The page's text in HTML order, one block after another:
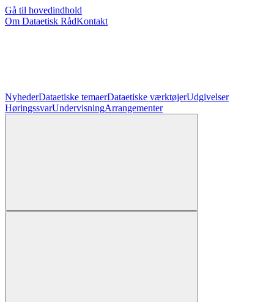
Gå til hovedindhold
Om Dataetisk RådKontakt
NyhederDataetiske temaerDataetiske værktøjerUdgivelser
HøringssvarUndervisningArrangementer